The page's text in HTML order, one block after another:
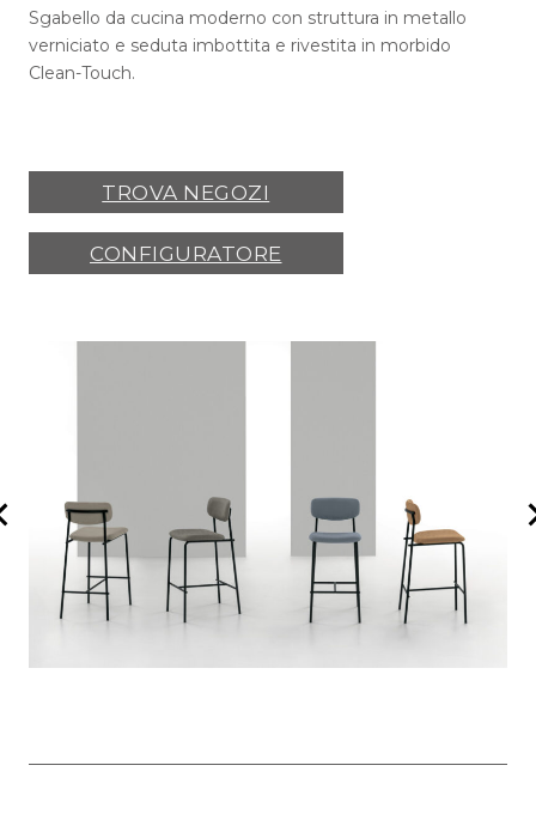
Sgabello da cucina moderno con struttura in metallo
verniciato e seduta imbottita e rivestita in morbido
Clean-Touch.
TROVA NEGOZI
CONFIGURATORE